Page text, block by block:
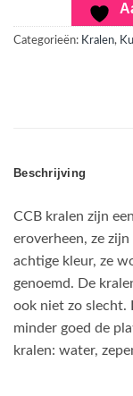
Categorieën: Kralen,
Beschrijving
CCB kralen zijn
eroverheen, ze
achtige kleur, ze
genoemd. De
ook niet zo slecht.
minder goed de
kralen: water,